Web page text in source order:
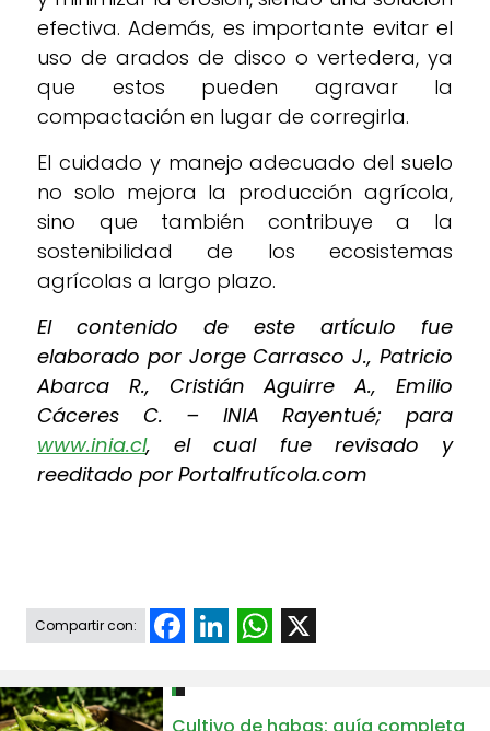
efectiva. Además, es importante evitar el
uso de arados de disco o vertedera, ya
que estos pueden agravar la
compactación en lugar de corregirla.
El cuidado y manejo adecuado del suelo
no solo mejora la producción agrícola,
sino que también contribuye a la
sostenibilidad de los ecosistemas
agrícolas a largo plazo.
El contenido de este artículo fue
elaborado por Jorge Carrasco J., Patricio
Abarca R., Cristián Aguirre A., Emilio
Cáceres C. – INIA Rayentué; para
www.inia.cl, el cual fue revisado y
reeditado por Portalfrutícola.com
Compartir con: FacebookLinkedInWhatsApp
Cultivo de habas: guía completa